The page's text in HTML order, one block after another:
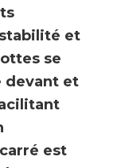
et
se
devant et
est